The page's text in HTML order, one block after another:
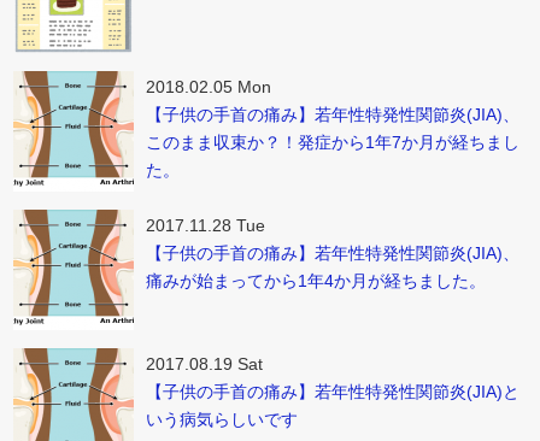
2018.02.05 Mon
【子供の手首の痛み】若年性特発性関節炎(JIA)、
このまま収束か？！発症から1年7か月が経ちまし
た。
2017.11.28 Tue
【子供の手首の痛み】若年性特発性関節炎(JIA)、
痛みが始まってから1年4か月が経ちました。
2017.08.19 Sat
【子供の手首の痛み】若年性特発性関節炎(JIA)と
いう病気らしいです